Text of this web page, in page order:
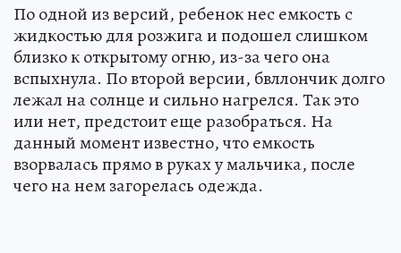
По одной из версий, ребенок нес емкость с
жидкостью для розжига и подошел слишком
близко к открытому огню, из-за чего она
вспыхнула. По второй версии, бвллончик долго
лежал на солнце и сильно нагрелся. Так это
или нет, предстоит еще разобраться. На
данный момент известно, что емкость
взорвалась прямо в руках у мальчика, после
чего на нем загорелась одежда.